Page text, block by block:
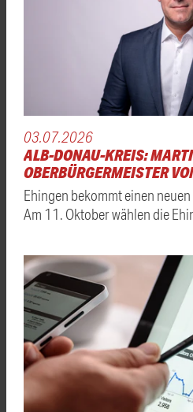
03.07.2026
ALB-DONAU-KREIS:
OBERBÜRGERMEISTER
Ehingen bekommt einen
Am 11. Oktober wählen die